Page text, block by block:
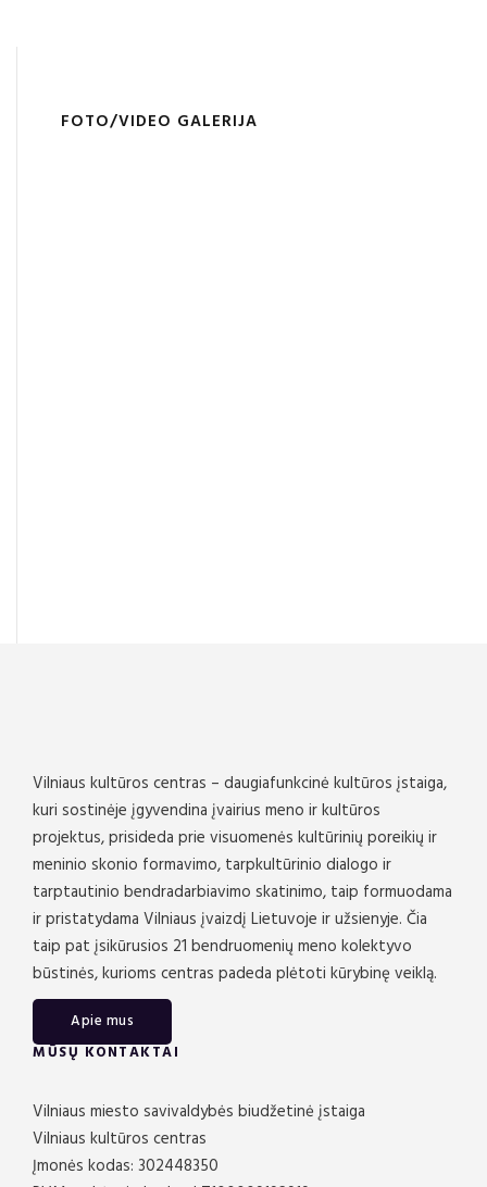
FOTO/VIDEO GALERIJA
Vilniaus kultūros centras – daugiafunkcinė kultūros įstaiga,
kuri sostinėje įgyvendina įvairius meno ir kultūros
projektus, prisideda prie visuomenės kultūrinių poreikių ir
meninio skonio formavimo, tarpkultūrinio dialogo ir
tarptautinio bendradarbiavimo skatinimo, taip formuodama
ir pristatydama Vilniaus įvaizdį Lietuvoje ir užsienyje. Čia
taip pat įsikūrusios 21 bendruomenių meno kolektyvo
būstinės, kurioms centras padeda plėtoti kūrybinę veiklą.
Apie mus
MŪSŲ KONTAKTAI
Vilniaus miesto savivaldybės biudžetinė įstaiga
Vilniaus kultūros centras
Įmonės kodas: 302448350